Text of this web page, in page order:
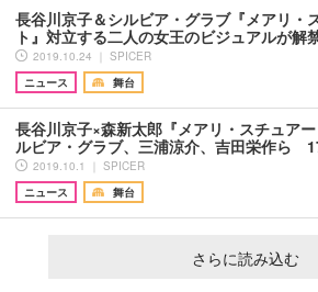
長谷川京子＆シルビア・グラブ『メアリ・
ト』対立する二人の女王のビジュアルが解
2019.10.24 ｜ SPICER
ニュース
舞台
長谷川京子×森新太郎『メアリ・スチュア
ルビア・グラブ、三浦涼介、吉田栄作ら
2019.10.1 ｜ SPICER
ニュース
舞台
さらに読み込む